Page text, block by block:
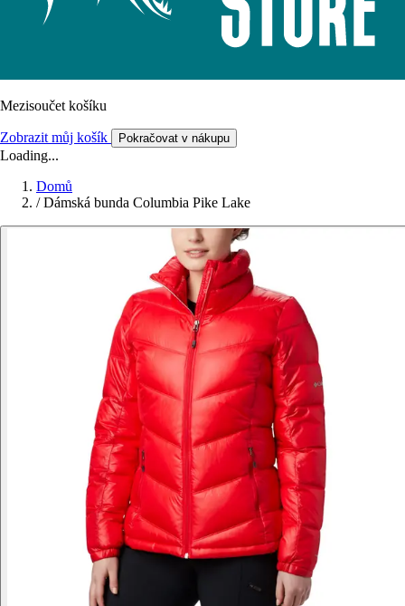
Mezisoučet košíku
Zobrazit můj košík Pokračovat v nákupu
Loading...
Domů
/ Dámská bunda Columbia Pike Lake